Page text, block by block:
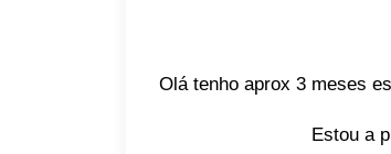
Olá tenho aprox 3 meses
Estou a